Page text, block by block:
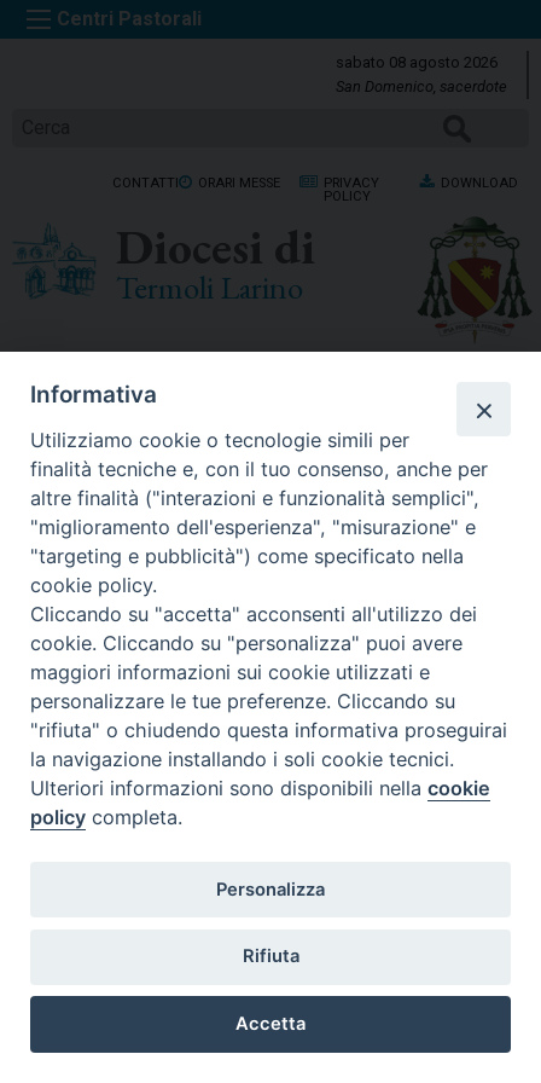
k
sabato 08 agosto 2026
San Domenico, sacerdote
CONTATTI ORARI MESSE
PRIVACY
POLICY
DOWNLOAD
Diocesi di
Termoli Larino
Menu
Nessun risultato trovato
CERCA
Diocesi di Termoli-Larino
Piazza Sant'Antonio, 6
86039 Termoli (CB)
Curia Vescovile
Piazza Sant'Antonio, 6
86039 Termoli- Campobasso (CB)
Informativa
Utilizziamo cookie o tecnologie simili per
finalità tecniche e, con il tuo consenso, anche per
altre finalità ("interazioni e funzionalità semplici",
"miglioramento dell'esperienza", "misurazione" e
"targeting e pubblicità") come specificato nella
cookie policy.
Cliccando su "accetta" acconsenti all'utilizzo dei
cookie. Cliccando su "personalizza" puoi avere
maggiori informazioni sui cookie utilizzati e
personalizzare le tue preferenze. Cliccando su
"rifiuta" o chiudendo questa informativa proseguirai
la navigazione installando i soli cookie tecnici.
Ulteriori informazioni sono disponibili nellacookie
policy completa.
Personalizza
Rifiuta
Accetta